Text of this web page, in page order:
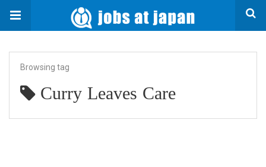
Browsing tag
Curry Leaves Care